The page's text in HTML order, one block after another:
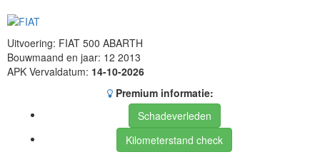
Uitvoering: FIAT 500 ABARTH
Bouwmaand en jaar: 12 2013
APK Vervaldatum: 14-10-2026
Premium informatie:
Schadeverleden
Kilometerstand check